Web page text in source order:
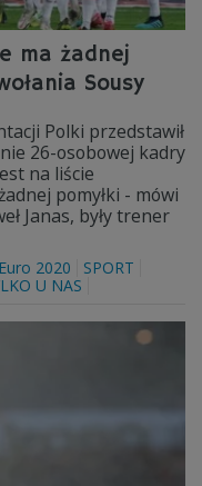
ma żadnej
Sousy
Polki przedstawił
26-osobowej kadry
na liście
pomyłki - mówi
Janas, były trener
Euro 2020
SPORT
U NAS